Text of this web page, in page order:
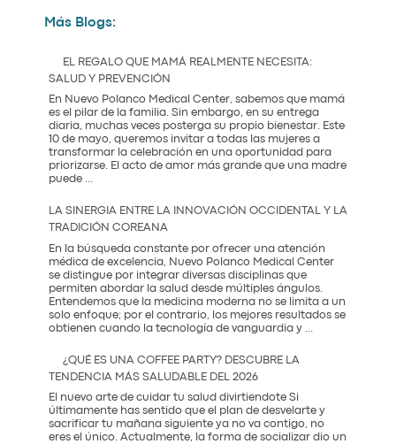
Más Blogs:
EL REGALO QUE MAMÁ REALMENTE NECESITA:
SALUD Y PREVENCIÓN
En Nuevo Polanco Medical Center, sabemos que mamá
es el pilar de la familia. Sin embargo, en su entrega
diaria, muchas veces posterga su propio bienestar. Este
10 de mayo, queremos invitar a todas las mujeres a
transformar la celebración en una oportunidad para
priorizarse. El acto de amor más grande que una madre
puede ...
que
Realmente
Necesita:
Salud
y
Prevención
LA SINERGIA ENTRE LA INNOVACIÓN OCCIDENTAL Y LA
TRADICIÓN COREANA
En la búsqueda constante por ofrecer una atención
médica de excelencia, Nuevo Polanco Medical Center
se distingue por integrar diversas disciplinas que
permiten abordar la salud desde múltiples ángulos.
Entendemos que la medicina moderna no se limita a un
solo enfoque; por el contrario, los mejores resultados se
obtienen cuando la tecnología de vanguardia y
y
la
Tradición
¿QUÉ ES UNA COFFEE PARTY? DESCUBRE LA
TENDENCIA MÁS SALUDABLE DEL 2026
El nuevo arte de cuidar tu salud divirtiendote Si
últimamente has sentido que el plan de desvelarte y
sacrificar tu mañana siguiente ya no va contigo, no
eres el único. Actualmente, la forma de socializar dio un